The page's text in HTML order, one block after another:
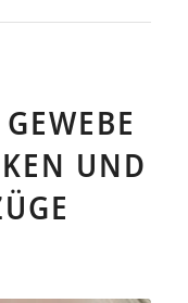
UND